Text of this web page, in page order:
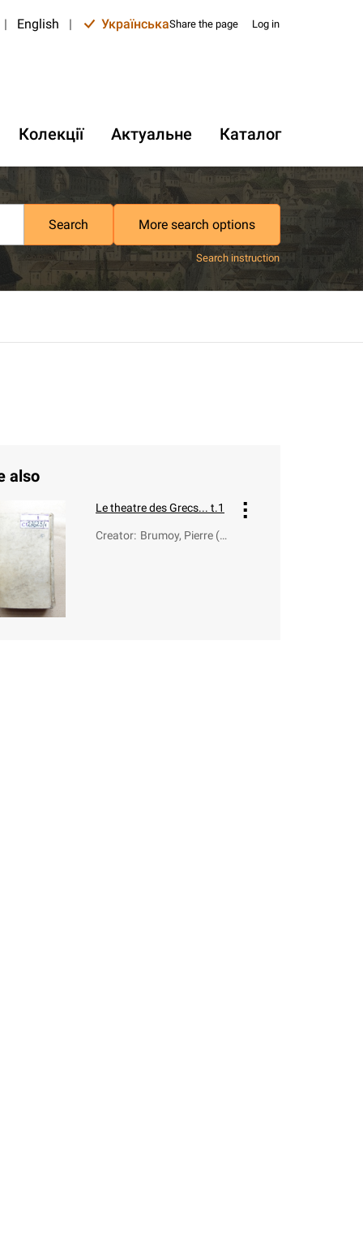
| English | УкраїнськаShare the page Log in
Колекції Актуальне Каталог
Search More search options
Search instruction
also
Le theatre des Grecs... t.1
Creator: Brumoy, Pierre (1